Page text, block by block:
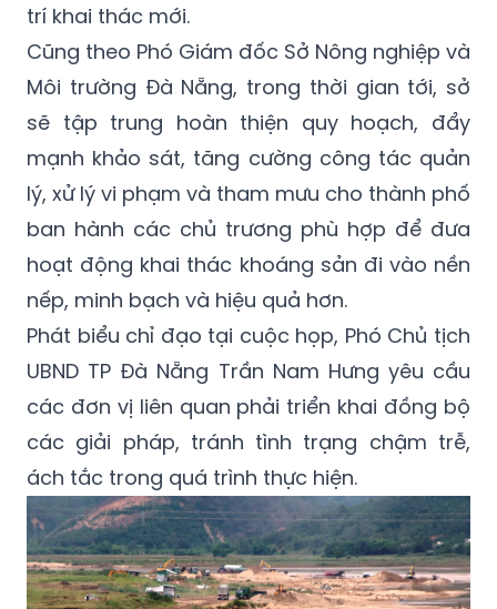
trí khai thác mới.
Cũng theo Phó Giám đốc Sở Nông nghiệp và
Môi trường Đà Nẵng, trong thời gian tới, sở
sẽ tập trung hoàn thiện quy hoạch, đẩy
mạnh khảo sát, tăng cường công tác quản
lý, xử lý vi phạm và tham mưu cho thành phố
ban hành các chủ trương phù hợp để đưa
hoạt động khai thác khoáng sản đi vào nền
nếp, minh bạch và hiệu quả hơn.
Phát biểu chỉ đạo tại cuộc họp, Phó Chủ tịch
UBND TP Đà Nẵng Trần Nam Hưng yêu cầu
các đơn vị liên quan phải triển khai đồng bộ
các giải pháp, tránh tình trạng chậm trễ,
ách tắc trong quá trình thực hiện.